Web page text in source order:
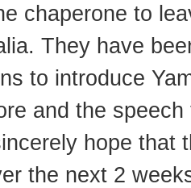
chaperone to
They have
to introduce
and the
hope that
the next 2